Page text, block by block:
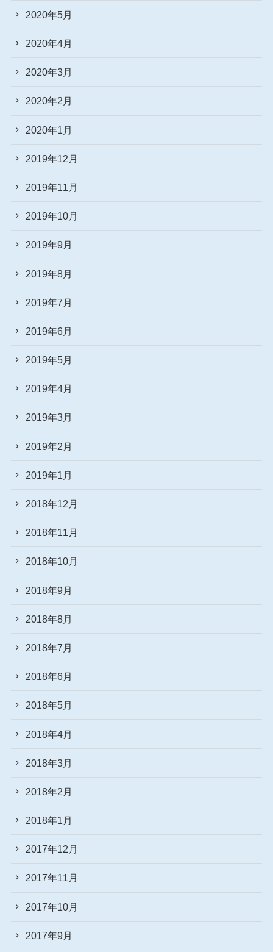
2020年5月
2020年4月
2020年3月
2020年2月
2020年1月
2019年12月
2019年11月
2019年10月
2019年9月
2019年8月
2019年7月
2019年6月
2019年5月
2019年4月
2019年3月
2019年2月
2019年1月
2018年12月
2018年11月
2018年10月
2018年9月
2018年8月
2018年7月
2018年6月
2018年5月
2018年4月
2018年3月
2018年2月
2018年1月
2017年12月
2017年11月
2017年10月
2017年9月